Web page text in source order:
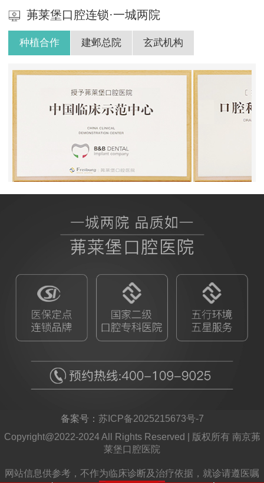
茀莱堡口腔连锁·一城两院
种植合作 建邺总院 玄武机构
BB授权茀莱堡口腔医院 ITI授
备案号： 苏ICP备2025215673号-7
Copyright@2022-2024 All Rights Reserved | 版权所有 南京茀
莱堡口腔医院
网站信息供参考，不作为临床诊断及治疗依据，就诊请遵医嘱